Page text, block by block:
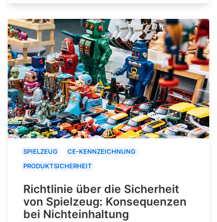
SPIELZEUG
CE-KENNZEICHNUNG
PRODUKTSICHERHEIT
Richtlinie über die Sicherheit
von Spielzeug: Konsequenzen
bei Nichteinhaltung